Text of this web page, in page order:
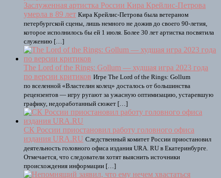
Заслуженная артистка России Кира Крейлис-Петрова
умерла в 89 лет Кира Крейлис-Петрова была ветераном
петербургской сцены, лишь немного не дожив до своего 90-летия,
которое исполнилось бы ей 1 июля. Более 30 лет артистка посвятила
служению […]
The Lord of the Rings: Gollum — худшая игра 2023 года
по версии критиков Игре The Lord of the Rings: Gollum
по вселенной «Властелин колец» досталось от большинства
рецензентов — игру ругают за ужасную оптимизацию, устаревшую
графику, недоработанный сюжет […]
СК России приостановил работу головного офиса
издания URA.RU Следственный комитет России приостановил
деятельность головного офиса издания URA. RU в Екатеринбурге.
Отмечается, что следователи хотят выяснить источники
происхождения информации […]